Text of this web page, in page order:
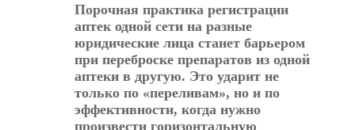
Порочная практика регистрации
аптек одной сети на разные
юридические лица станет барьером
при переброске препаратов из одной
аптеки в другую. Это ударит не
только по «переливам», но и по
эффективности, когда нужно
произвести горизонтальную